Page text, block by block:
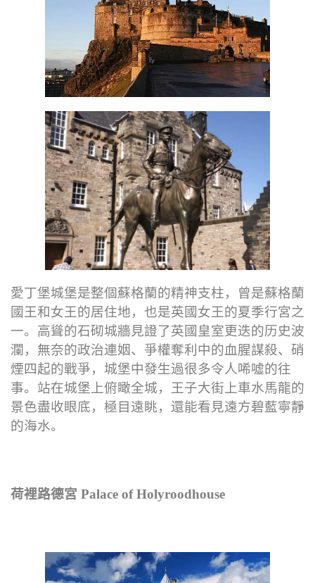
愛丁堡城堡是整個蘇格蘭的精神支柱，曾是蘇格蘭
國王和女王的居住地，也是英國女王的夏季行宮之
一。高聳的石砌城牆見證了英國皇室更迭的历史波
瀾，無奈的政治連姻、爭權奪利中的血腥謀殺、硝
煙四起的戰爭，城堡中發生過很多令人唏噓的往
事。站在城堡上俯瞰全城，王子大街上車水馬龍的
景色盡收眼底，極目遠眺，還能看見遠方碧藍寧靜
的海水。
荷裡路德宮 Palace of Holyroodhouse